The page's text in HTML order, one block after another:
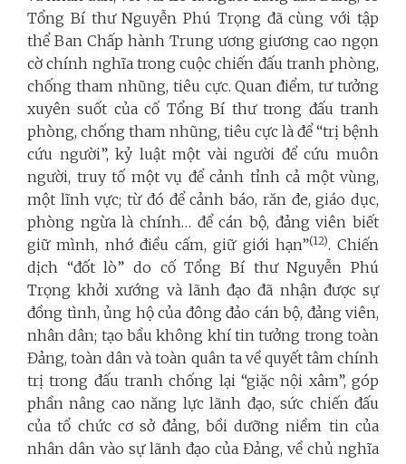
Tổng Bí thư Nguyễn Phú Trọng đã cùng với tập
thể Ban Chấp hành Trung ương giương cao ngọn
cờ chính nghĩa trong cuộc chiến đấu tranh phòng,
chống tham nhũng, tiêu cực. Quan điểm, tư tưởng
xuyên suốt của cố Tổng Bí thư trong đấu tranh
phòng, chống tham nhũng, tiêu cực là để “trị bệnh
cứu người”, kỷ luật một vài người để cứu muôn
người, truy tố một vụ để cảnh tỉnh cả một vùng,
một lĩnh vực; từ đó để cảnh báo, răn đe, giáo dục,
phòng ngừa là chính… để cán bộ, đảng viên biết
giữ mình, nhớ điều cấm, giữ giới hạn”(12). Chiến
dịch “đốt lò” do cố Tổng Bí thư Nguyễn Phú
Trọng khởi xướng và lãnh đạo đã nhận được sự
đồng tình, ủng hộ của đông đảo cán bộ, đảng viên,
nhân dân; tạo bầu không khí tin tưởng trong toàn
Đảng, toàn dân và toàn quân ta về quyết tâm chính
trị trong đấu tranh chống lại “giặc nội xâm”, góp
phần nâng cao năng lực lãnh đạo, sức chiến đấu
của tổ chức cơ sở đảng, bồi dưỡng niềm tin của
nhân dân vào sự lãnh đạo của Đảng, về chủ nghĩa